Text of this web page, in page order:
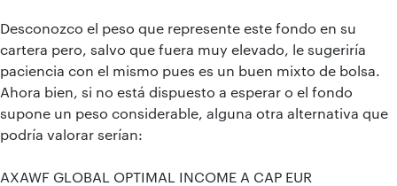
Desconozco el peso que represente este fondo en su
cartera pero, salvo que fuera muy elevado, le sugeriría
paciencia con el mismo pues es un buen mixto de bolsa.
Ahora bien, si no está dispuesto a esperar o el fondo
supone un peso considerable, alguna otra alternativa que
podría valorar serían:
AXAWF GLOBAL OPTIMAL INCOME A CAP EUR